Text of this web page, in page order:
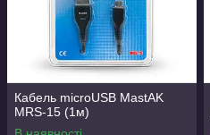
Кабель microUSB MastAK
MRS-15 (1м)